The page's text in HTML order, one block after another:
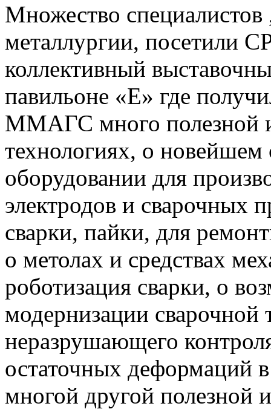
Множество
металлургии,
коллективный
павильоне «Е» где
ММАГС много полезной
технологиях, о
оборудовании для
электродов и сварочных
сварки, пайки, для
о метолах и средствах
роботизация сварки, о
модернизации сварочной
неразрушающего
остаточных деформаций
многой другой полезной